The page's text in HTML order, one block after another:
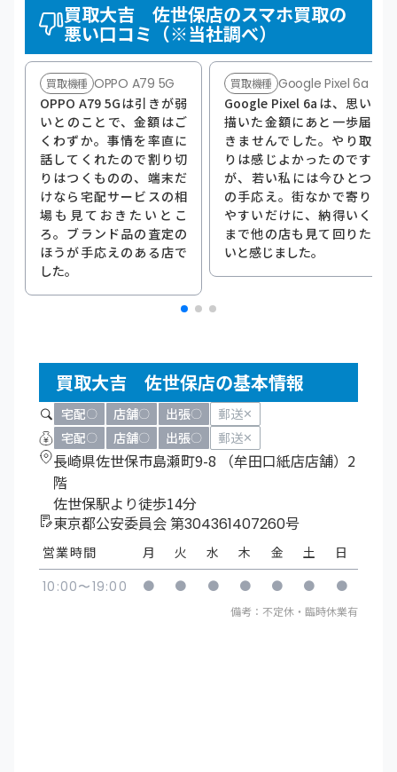
買取大吉 佐世保店のスマホ買取の
悪い口コミ（※当社調べ）
買取機種 OPPO A79 5G
OPPO A79 5Gは引きが弱
いとのことで、金額はご
くわずか。事情を率直に
話してくれたので割り切
りはつくものの、端末だ
けなら宅配サービスの相
場も見ておきたいとこ
ろ。ブランド品の査定の
ほうが手応えのある店で
した。
買取機種 Google Pixel 6a
Google Pixel 6aは、思い
描いた金額にあと一歩届
きませんでした。やり取
りは感じよかったのです
が、若い私には今ひとつ
の手応え。街なかで寄り
やすいだけに、納得いく
まで他の店も見て回りた
いと感じました。
買取大吉 佐世保店の基本情報
宅配〇 店舗〇 出張〇 郵送✕
宅配〇 店舗〇 出張〇 郵送✕
長崎県佐世保市島瀬町9-8 （牟田口紙店店舗）2
階
佐世保駅より徒歩14分
東京都公安委員会 第304361407260号
営業時間
10:00〜19:00
月
●
火
●
水
●
木
●
金
●
土
●
日
●
備考：不定休・臨時休業有